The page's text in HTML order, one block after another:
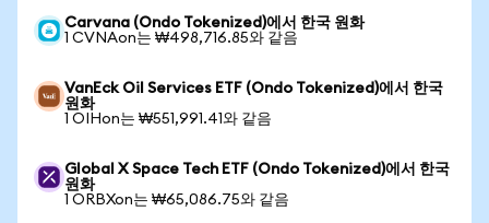
Carvana (Ondo Tokenized)에서 한국 원화
1 CVNAon는 ₩498,716.85와 같음
VanEck Oil Services ETF (Ondo Tokenized)에서 한국
원화
1 OIHon는 ₩551,991.41와 같음
Global X Space Tech ETF (Ondo Tokenized)에서 한국
원화
1 ORBXon는 ₩65,086.75와 같음